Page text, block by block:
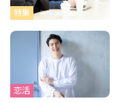
特集
恋活